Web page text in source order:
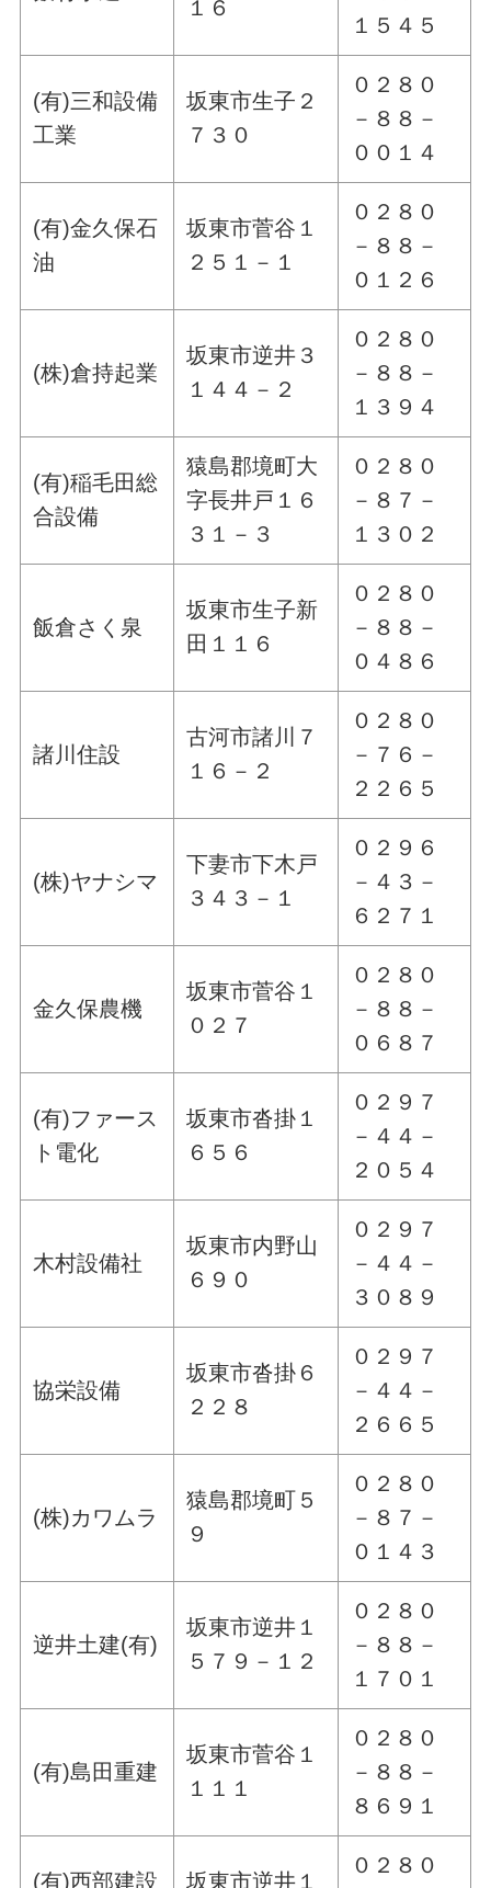
１６
１５４５
(有)三和設備
工業
坂東市生子２
７３０
０２８０
－８８－
００１４
(有)金久保石
油
坂東市菅谷１
２５１－１
０２８０
－８８－
０１２６
(株)倉持起業
坂東市逆井３
１４４－２
０２８０
－８８－
１３９４
(有)稲毛田総
合設備
猿島郡境町大
字長井戸１６
３１－３
０２８０
－８７－
１３０２
飯倉さく泉
坂東市生子新
田１１６
０２８０
－８８－
０４８６
諸川住設
古河市諸川７
１６－２
０２８０
－７６－
２２６５
(株)ヤナシマ
下妻市下木戸
３４３－１
０２９６
－４３－
６２７１
金久保農機
坂東市菅谷１
０２７
０２８０
－８８－
０６８７
(有)ファース
ト電化
坂東市沓掛１
６５６
０２９７
－４４－
２０５４
木村設備社
坂東市内野山
６９０
０２９７
－４４－
３０８９
協栄設備
坂東市沓掛６
２２８
０２９７
－４４－
２６６５
(株)カワムラ
猿島郡境町５
９
０２８０
－８７－
０１４３
逆井土建(有)
坂東市逆井１
５７９－１２
０２８０
－８８－
１７０１
(有)島田重建
坂東市菅谷１
１１１
０２８０
－８８－
８６９１
(有)西部建設 坂東市逆井１
０２８０